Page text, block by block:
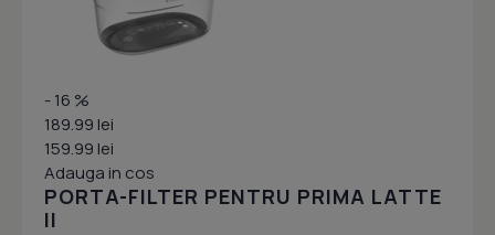
- 16 %
189.99 lei
159.99 lei
Adauga in cos
PORTA-FILTER PENTRU PRIMA LATTE
II